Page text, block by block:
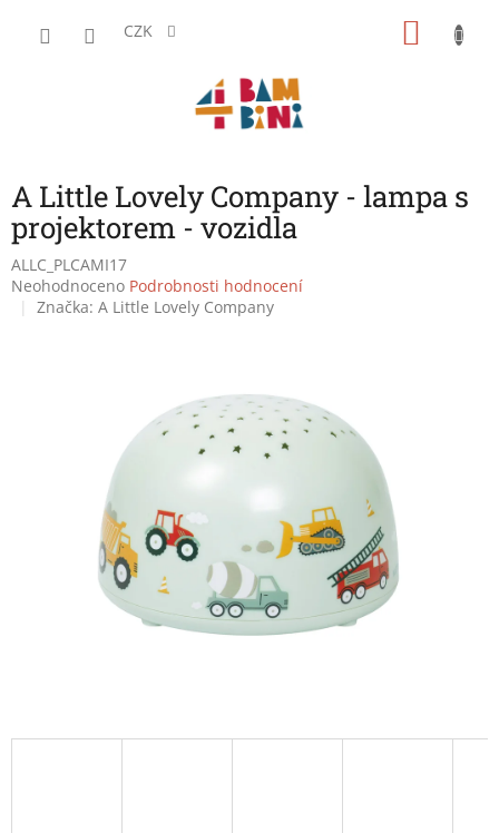
CZK
A Little Lovely Company - lampa s
projektorem - vozidla
ALLC_PLCAMI17
Průměrné
hodnocení
Neohodnoceno Podrobnosti hodnocení
Značka: A Little Lovely Company